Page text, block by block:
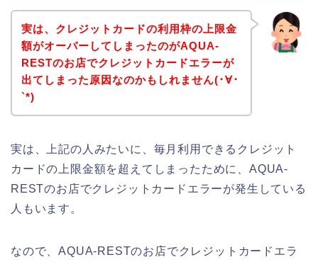
実は、クレジットカードの利用枠の上限金
額がオーバーしてしまったのがAQUA-
RESTのお店でクレジットカードエラーが
出てしまった原因なのかもしれません(･∀･
`*)
実は、上記の人みたいに、毎月利用できるクレジット
カードの上限金額を超えてしまったために、AQUA-
RESTのお店でクレジットカードエラーが発生している
人もいます。
なので、AQUA-RESTのお店でクレジットカードエラ